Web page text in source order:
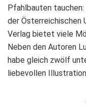
Pfahlbauten tauchen:
der Österreichischen
Verlag bietet viele
Neben den Autoren
habe gleich zwölf
liebevollen